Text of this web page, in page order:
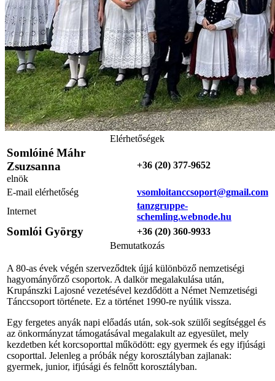
Elérhetőségek
Somlóiné Máhr
Zsuzsanna
elnök
+36 (20) 377-9652
E-mail elérhetőség
vsomloitanccsoport@gmail.com
Internet
tanzgruppe-
schemling.webnode.hu
Somlói György
+36 (20) 360-9933
Bemutatkozás
A 80-as évek végén szerveződtek újjá különböző nemzetiségi
hagyományőrző csoportok. A dalkör megalakulása után,
Krupánszki Lajosné vezetésével kezdődött a Német Nemzetiségi
Tánccsoport története. Ez a történet 1990-re nyúlik vissza.
Egy fergetes anyák napi előadás után, sok-sok szülői segítséggel és
az önkormányzat támogatásával megalakult az egyesület, mely
kezdetben két korcsoporttal működött: egy gyermek és egy ifjúsági
csoporttal. Jelenleg a próbák négy korosztályban zajlanak:
gyermek, junior, ifjúsági és felnőtt korosztályban.